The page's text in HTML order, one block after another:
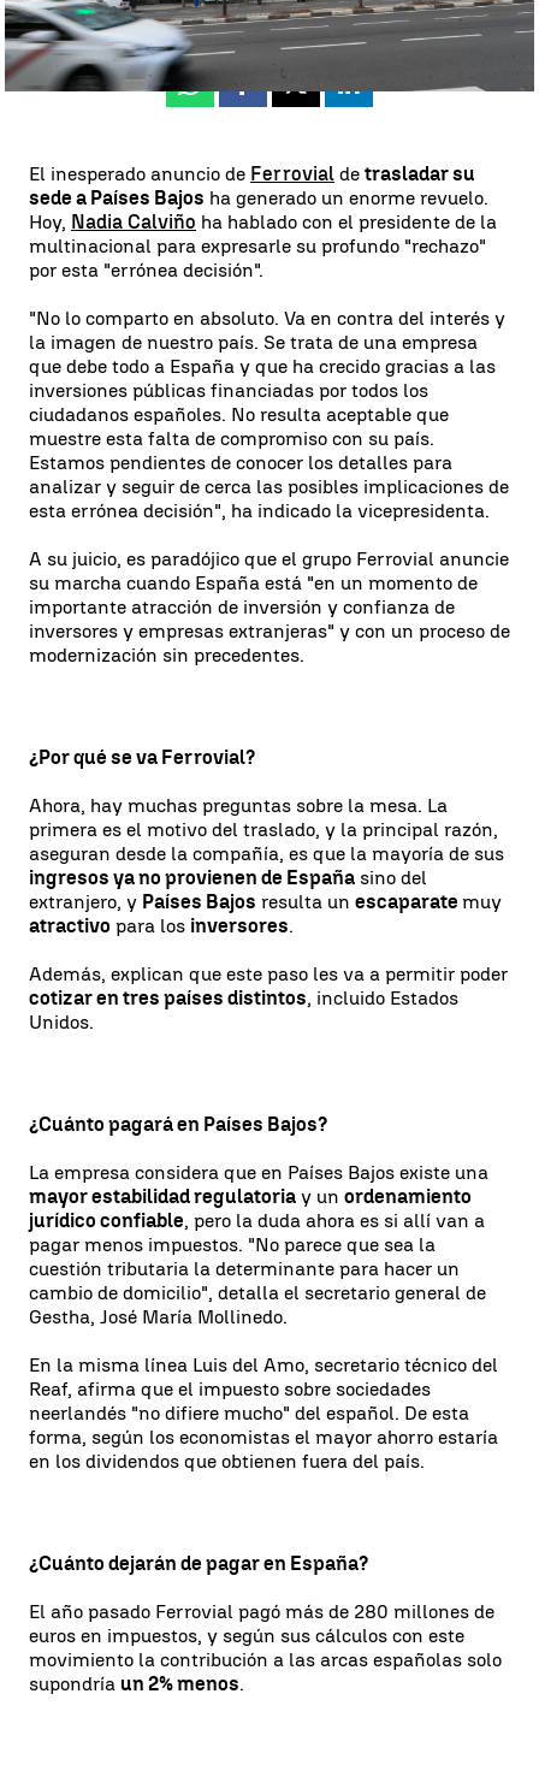
WhatsappFacebook
X Linkedin
El inesperado anuncio de Ferrovial de trasladar su
sede a Países Bajos ha generado un enorme revuelo.
Hoy, Nadia Calviño ha hablado con el presidente de la
multinacional para expresarle su profundo "rechazo"
por esta "errónea decisión".
"No lo comparto en absoluto. Va en contra del interés y
la imagen de nuestro país. Se trata de una empresa
que debe todo a España y que ha crecido gracias a las
inversiones públicas financiadas por todos los
ciudadanos españoles. No resulta aceptable que
muestre esta falta de compromiso con su país.
Estamos pendientes de conocer los detalles para
analizar y seguir de cerca las posibles implicaciones de
esta errónea decisión", ha indicado la vicepresidenta.
A su juicio, es paradójico que el grupo Ferrovial anuncie
su marcha cuando España está "en un momento de
importante atracción de inversión y confianza de
inversores y empresas extranjeras" y con un proceso de
modernización sin precedentes.
¿Por qué se va Ferrovial?
Ahora, hay muchas preguntas sobre la mesa. La
primera es el motivo del traslado, y la principal razón,
aseguran desde la compañía, es que la mayoría de sus
ingresos ya no provienen de España sino del
extranjero, y Países Bajos resulta un escaparate muy
atractivo para los inversores.
Además, explican que este paso les va a permitir poder
cotizar en tres países distintos, incluido Estados
Unidos.
¿Cuánto pagará en Países Bajos?
La empresa considera que en Países Bajos existe una
mayor estabilidad regulatoria y un ordenamiento
jurídico confiable, pero la duda ahora es si allí van a
pagar menos impuestos. "No parece que sea la
cuestión tributaria la determinante para hacer un
cambio de domicilio", detalla el secretario general de
Gestha, José María Mollinedo.
En la misma línea Luis del Amo, secretario técnico del
Reaf, afirma que el impuesto sobre sociedades
neerlandés "no difiere mucho" del español. De esta
forma, según los economistas el mayor ahorro estaría
en los dividendos que obtienen fuera del país.
¿Cuánto dejarán de pagar en España?
El año pasado Ferrovial pagó más de 280 millones de
euros en impuestos, y según sus cálculos con este
movimiento la contribución a las arcas españolas solo
supondría un 2% menos.